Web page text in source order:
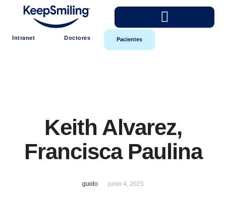
Intranet Doctores Pacientes
Keith Alvarez,
Francisca Paulina
guido junio 4, 2025